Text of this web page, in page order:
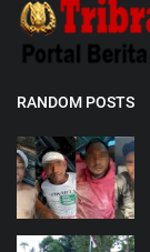
RANDOM POSTS